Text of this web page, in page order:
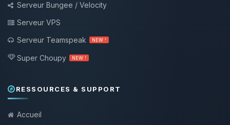
Serveur Bungee / Velocity
Serveur VPS
Serveur Teamspeak
NEW !
Super Choupy NEW !
RESSOURCES & SUPPORT
Accueil